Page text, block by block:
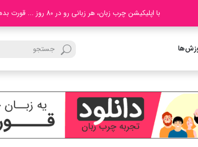
با اپلیکیشن چرب زبان، هر زبانی رو در 80 روز ... قورت بده (دانلود)